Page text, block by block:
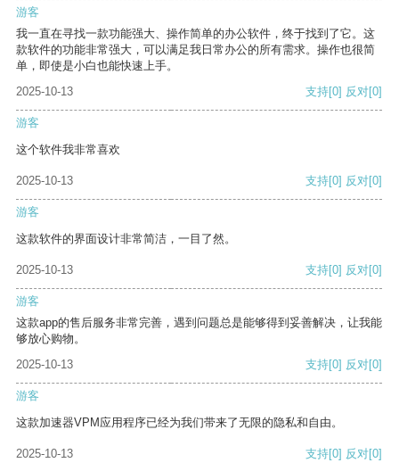
游客
我一直在寻找一款功能强大、操作简单的办公软件，终于找到了它。这
款软件的功能非常强大，可以满足我日常办公的所有需求。操作也很简
单，即使是小白也能快速上手。
2025-10-13
支持[0] 反对[0]
游客
这个软件我非常喜欢
2025-10-13 支持[0] 反对[0]
游客
这款软件的界面设计非常简洁，一目了然。
2025-10-13 支持[0] 反对[0]
游客
这款app的售后服务非常完善，遇到问题总是能够得到妥善解决，让我能
够放心购物。
2025-10-13
支持[0] 反对[0]
游客
这款加速器VPM应用程序已经为我们带来了无限的隐私和自由。
2025-10-13 支持[0] 反对[0]